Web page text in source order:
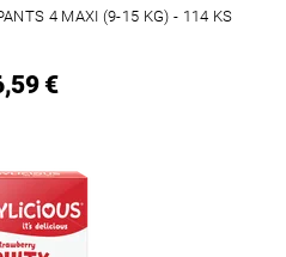
4 MAXI (9-15 KG) - 114 KS
€